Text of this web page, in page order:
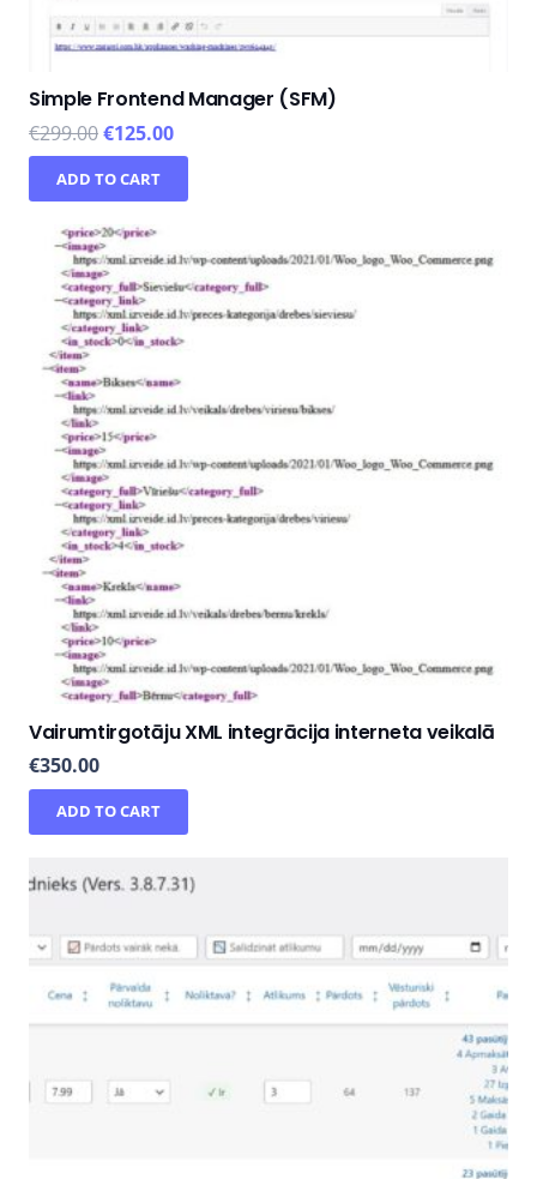
Simple Frontend Manager (SFM)
€299.00€125.00
ADD TO CART
Vairumtirgotāju XML integrācija interneta veikalā
€350.00
ADD TO CART